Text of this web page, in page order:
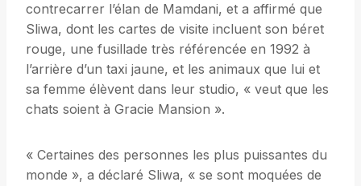
contrecarrer l’élan de Mamdani, et a affirmé que
Sliwa, dont les cartes de visite incluent son béret
rouge, une fusillade très référencée en 1992 à
l’arrière d’un taxi jaune, et les animaux que lui et
sa femme élèvent dans leur studio, « veut que les
chats soient à Gracie Mansion ».
« Certaines des personnes les plus puissantes du
monde », a déclaré Sliwa, « se sont moquées de